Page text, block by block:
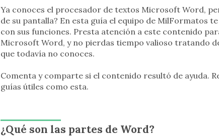
Ya conoces el procesador de textos Microsoft Word,
de su pantalla? En esta guía el equipo de MilFormatos
con sus funciones. Presta atención a este contenido
Microsoft Word, y no pierdas tiempo valioso tratando
que todavía no conoces.
Comenta y comparte si el contenido resultó de ayuda.
guías útiles como esta.
¿Qué son las partes de Word?